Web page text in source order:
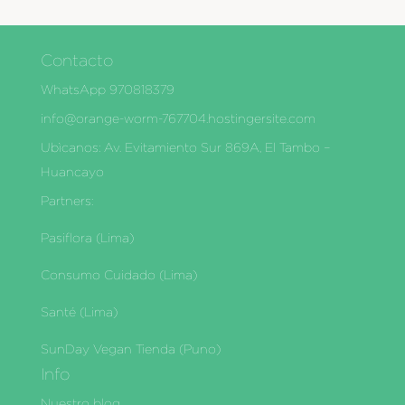
S/ 31.50
Contacto
WhatsApp 970818379
info@orange-worm-767704.hostingersite.com
Ubìcanos: Av. Evitamiento Sur 869A, El Tambo –
Huancayo
Partners:
Pasiflora (Lima)
Consumo Cuidado (Lima)
Santé (Lima)
SunDay Vegan Tienda (Puno)
Info